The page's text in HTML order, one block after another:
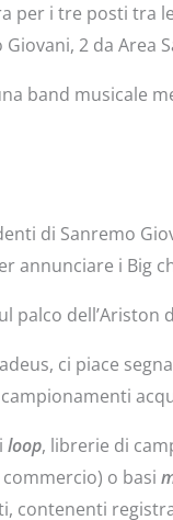
per i tre posti tra
2 da Area
band musicale
di Sanremo
annunciare i Big
dell’Ariston
ci piace
loop, librerie di
o basi
contenenti